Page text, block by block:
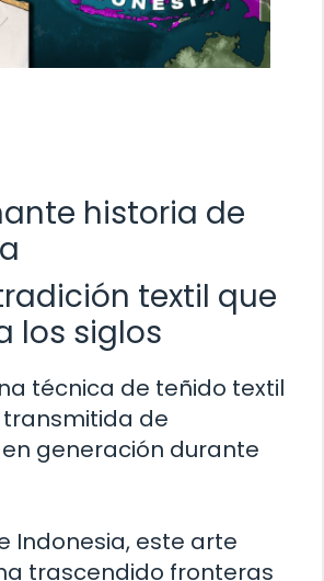
historia de
textil que
los siglos
técnica de teñido textil
de
generación durante
Indonesia, este arte
trascendido fronteras